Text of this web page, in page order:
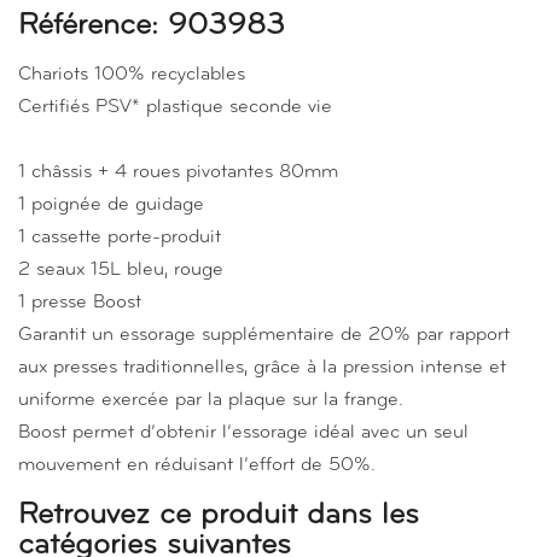
Référence: 903983
Chariots 100% recyclables
Certifiés PSV* plastique seconde vie
1 châssis + 4 roues pivotantes 80mm
1 poignée de guidage
1 cassette porte-produit
2 seaux 15L bleu, rouge
1 presse Boost
Garantit un essorage supplémentaire de 20% par rapport
aux presses traditionnelles, grâce à la pression intense et
uniforme exercée par la plaque sur la frange.
Boost permet d’obtenir l’essorage idéal avec un seul
mouvement en réduisant l’effort de 50%.
Retrouvez ce produit dans les
catégories suivantes